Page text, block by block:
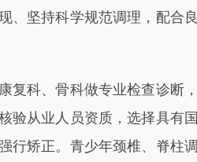
、坚持科学规范调理，配合良
科、骨科做专业检查诊断，
验从业人员资质，选择具有国
行矫正。青少年颈椎、脊柱调